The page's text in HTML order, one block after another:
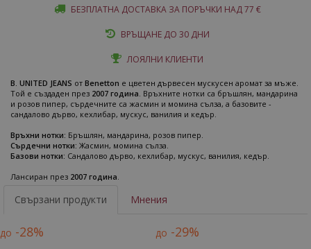
БЕЗПЛАТНА ДОСТАВКА ЗА ПОРЪЧКИ НАД 77 €
ВРЪЩАНЕ ДО 30 ДНИ
ЛОЯЛНИ КЛИЕНТИ
B. UNITED JEANS от Benetton е цветен дървесен мускусен аромат за мъже.
Той е създаден през 2007 година. Връхните нотки са бръшлян, мандарина
и розов пипер, сърдечните са жасмин и момина сълза, а базовите -
сандалово дърво, кехлибар, мускус, ванилия и кедър.
Връхни нотки: Бръшлян, мандарина, розов пипер.
Сърдечни нотки: Жасмин, момина сълза.
Базови нотки: Сандалово дърво, кехлибар, мускус, ванилия, кедър.
Лансиран през 2007 година.
Свързани продукти Мнения
до -28% до -29%